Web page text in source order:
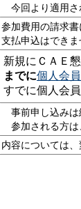
今回より適用さ
参加費用の請求
支払申込はできま
新規にＣＡＥ
までに個人会
すでに個人会
事前申し込みは
参加される方は
内容については